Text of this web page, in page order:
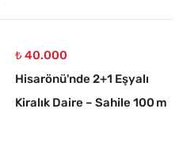
₺ 40.000
Hisarönü'nde 2+1 Eşyalı
Kiralık Daire – Sahile 100 m